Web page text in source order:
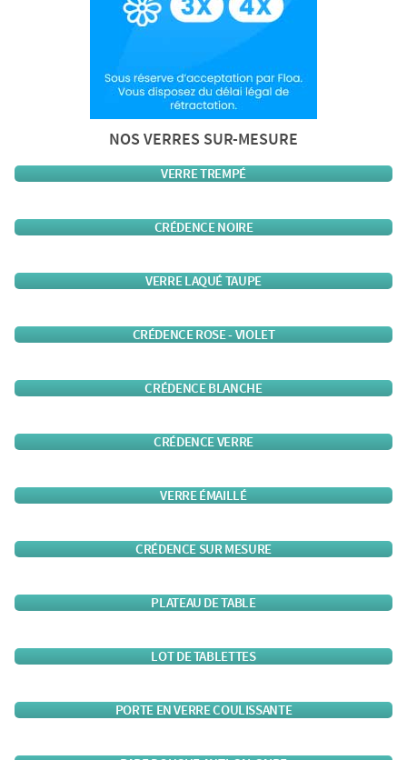
NOS VERRES SUR-MESURE
VERRE TREMPÉ
CRÉDENCE NOIRE
VERRE LAQUÉ TAUPE
CRÉDENCE ROSE - VIOLET
CRÉDENCE BLANCHE
CRÉDENCE VERRE
VERRE ÉMAILLÉ
CRÉDENCE SUR MESURE
PLATEAU DE TABLE
LOT DE TABLETTES
PORTE EN VERRE COULISSANTE